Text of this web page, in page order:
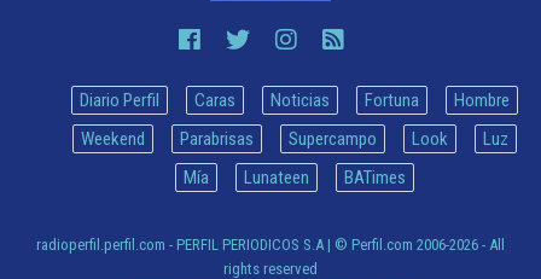
Diario Perfil Caras Noticias Fortuna
Hombre
Weekend
Parabrisas Supercampo Look
Luz
Mía
Lunateen BATimes
radioperfil.perfil.com - PERFIL PERIODICOS S.A | © Perfil.com 2006-2026 - All
rights reserved